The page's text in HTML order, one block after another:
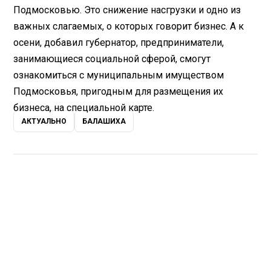
Подмосковью. Это снижение насгрузки и одно из
важных слагаемых, о которых говорит бизнес. А к
осени, добавил губернатор, предприниматели,
занимающиеся социальной сферой, смогут
ознакомиться с муниципальным имуществом
Подмосковья, пригодным для размещения их
бизнеса, на специальной карте.
АКТУАЛЬНО БАЛАШИХА